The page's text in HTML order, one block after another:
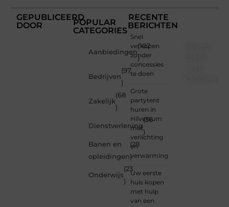
GEPUBLICEERD
DOOR
POPULAR
CATEGORIES
Aanbiedingen
(102
)
Bedrijven
(97
)
Zakelijk
(68
)
Dienstverlening
(36
)
Banen en
opleidingen
(28
)
Onderwijs
(23
)
RECENTE
BERICHTEN
Snel
verkopen
zonder
concessies
te doen
Grote
partytent
huren in
Hilversum
met
verlichting
en
verwarming
Uw eerste
huis kopen
met hulp
van een